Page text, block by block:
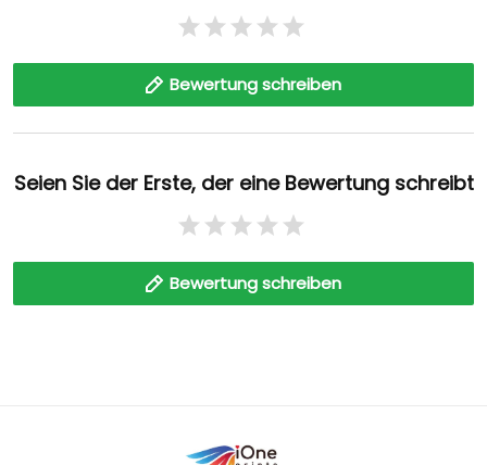
Bewertung schreiben
Seien Sie der Erste, der eine Bewertung schreibt
Bewertung schreiben